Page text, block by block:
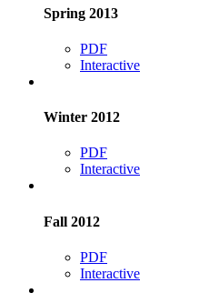
Spring 2013
PDF
Interactive
Winter 2012
PDF
Interactive
Fall 2012
PDF
Interactive